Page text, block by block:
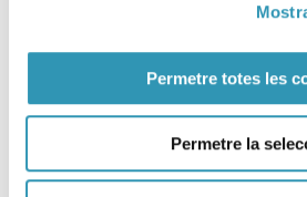
Permetre totes les
Permetre la